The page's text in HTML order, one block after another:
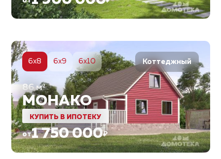
Коттеджный
6x8 6x9 6x10
86м²
МОНАКО
КУПИТЬ В ИПОТЕКУ
от1 750 000₽
5